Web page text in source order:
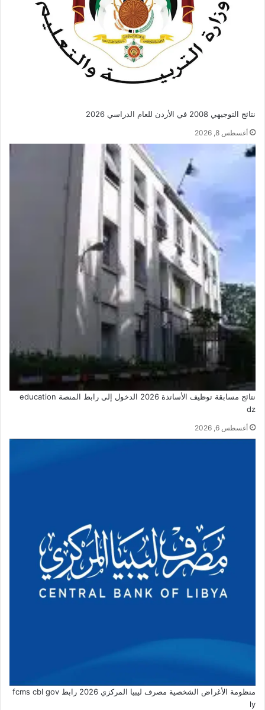
نتائج التوجيهي 2008 في الأردن للعام الدراسي 2026
أغسطس 8, 2026
نتائج مسابقة توظيف الأساتذة 2026 الدخول إلى رابط المنصة education
dz
أغسطس 6, 2026
منظومة الأغراض الشخصية مصرف ليبيا المركزي 2026 رابط fcms cbl gov
ly